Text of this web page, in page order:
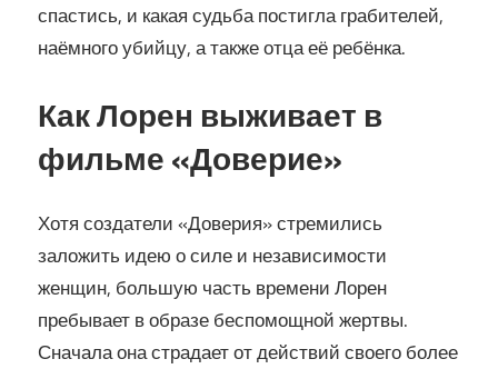
спастись, и какая судьба постигла грабителей,
наёмного убийцу, а также отца её ребёнка.
Как Лорен выживает в
фильме «Доверие»
Хотя создатели «Доверия» стремились
заложить идею о силе и независимости
женщин, большую часть времени Лорен
пребывает в образе беспомощной жертвы.
Сначала она страдает от действий своего более